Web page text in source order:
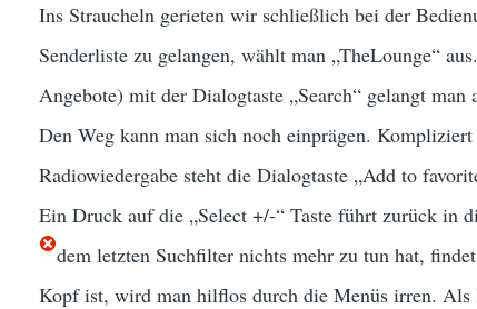
Ins Straucheln gerieten wir schließlich bei der
Senderliste zu gelangen, wählt man „TheLounge“
Angebote) mit der Dialogtaste „Search“ gelangt
Den Weg kann man sich noch einprägen.
Radiowiedergabe steht die Dialogtaste „Add to
Ein Druck auf die „Select +/-“ Taste führt zurück in
dem letzten Suchfilter nichts mehr zu tun hat,
Kopf ist, wird man hilflos durch die Menüs irren. Als